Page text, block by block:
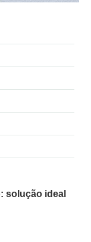
solução ideal